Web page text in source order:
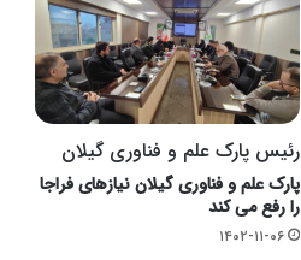
رئیس پارک علم و فناوری گیلان
پارک علم و فناوری گیلان نیازهای فراجا
را رفع می کند
۱۴۰۲-۱۱-۰۶